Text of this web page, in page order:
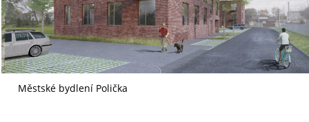
Městské bydlení Polička